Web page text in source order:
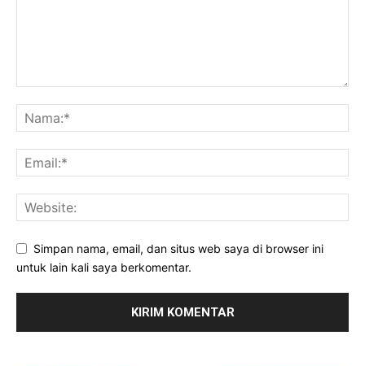
Simpan nama, email, dan situs web saya di browser ini
untuk lain kali saya berkomentar.